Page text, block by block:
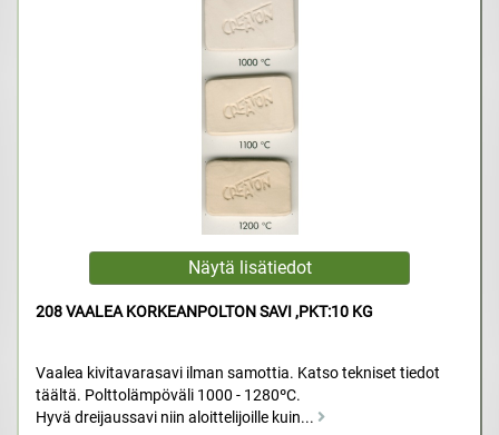
208 VAALEA KORKEANPOLTON SAVI ,PKT:10 KG
Vaalea kivitavarasavi ilman samottia. Katso tekniset tiedot
täältä. Polttolämpöväli 1000 - 1280ºC.
Hyvä dreijaussavi niin aloittelijoille kuin...